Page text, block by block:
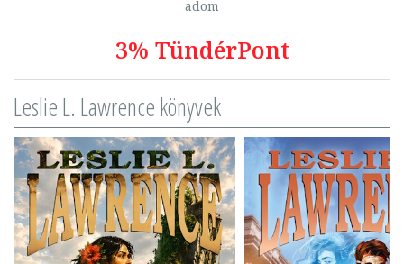
adom
3% TündérPont
Leslie L. Lawrence könyvek